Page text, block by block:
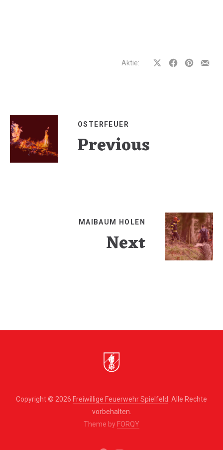
Aktie:
Auf
Auf
Auf
Teilen
OSTERFEUER
Previous
MAIBAUM HOLEN
Next
Copyright © 2026 Freiwillige Feuerwehr Spielfeld . Alle Rechte
vorbehalten.
Theme by FORQY